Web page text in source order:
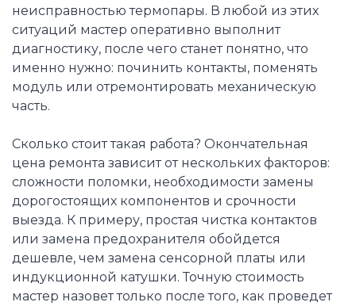
неисправностью термопары. В любой из этих
ситуаций мастер оперативно выполнит
диагностику, после чего станет понятно, что
именно нужно: починить контакты, поменять
модуль или отремонтировать механическую
часть.
Сколько стоит такая работа? Окончательная
цена ремонта зависит от нескольких факторов:
сложности поломки, необходимости замены
дорогостоящих компонентов и срочности
выезда. К примеру, простая чистка контактов
или замена предохранителя обойдется
дешевле, чем замена сенсорной платы или
индукционной катушки. Точную стоимость
мастер назовет только после того, как проведет